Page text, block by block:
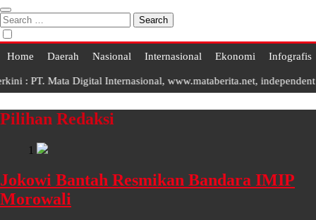
Search
for:
Home Daerah Nasional Internasional Ekonomi Infografis
Digital Internasional, www.mataberita.net, independent dalam
Pilihan Redaksi
1
Jokowi Bantah Resmikan Bandara IMIP
Morowali